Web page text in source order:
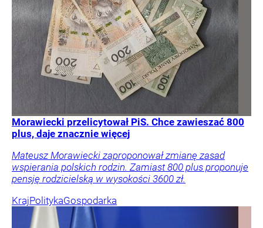
Morawiecki przelicytował PiS. Chce zawieszać 800
plus, daje znacznie więcej
Mateusz Morawiecki zaproponował zmianę zasad
wspierania polskich rodzin. Zamiast 800 plus proponuje
pensję rodzicielską w wysokości 3600 zł.
KrajPolitykaGospodarka